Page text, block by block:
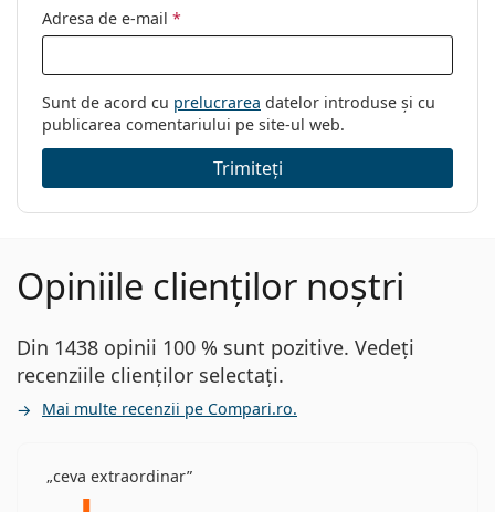
Adresa de e-mail *
Sunt de acord cu prelucrarea datelor introduse și cu
publicarea comentariului pe site-ul web.
Trimiteți
Opiniile clienților noștri
Din 1438 opinii 100 % sunt pozitive. Vedeți
recenziile clienților selectați.
Mai multe recenzii pe Compari.ro.
ceva extraordinar